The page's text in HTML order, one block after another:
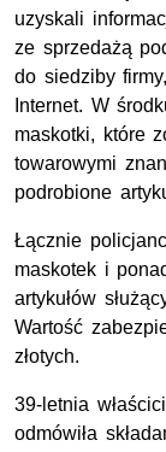
uzyskali
ze sprzedażą
do siedziby
Internet. W
maskotki, które
towarowymi
podrobione
Łącznie
maskotek i
artykułów
Wartość
złotych.
39-letnia
odmówiła